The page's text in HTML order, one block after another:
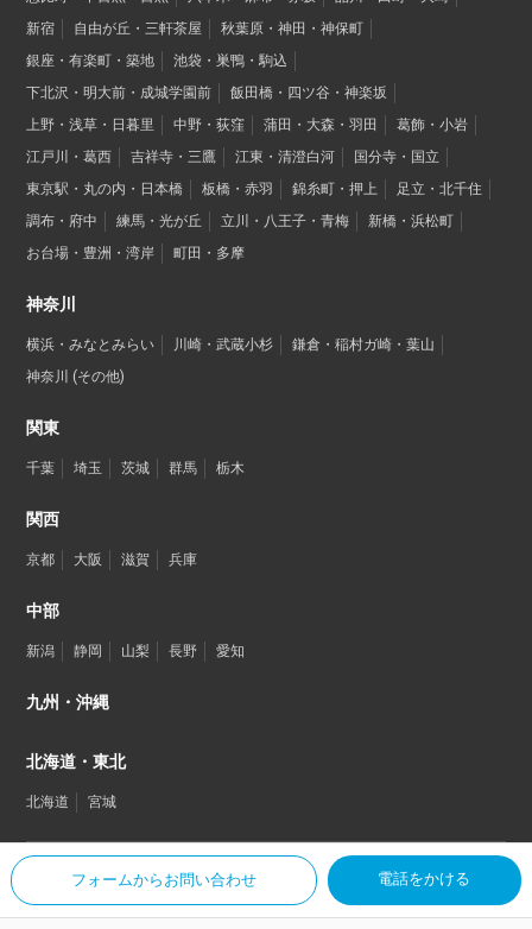
フォームからお問い合わせ 電話をかける
新宿
自由が丘・三軒茶屋
秋葉原・神田・神保町
銀座・有楽町・築地
池袋・巣鴨・駒込
下北沢・明大前・成城学園前
飯田橋・四ツ谷・神楽坂
上野・浅草・日暮里
中野・荻窪 蒲田・大森・羽田
葛飾・小岩
江戸川・葛西
吉祥寺・三鷹 江東・清澄白河
国分寺・国立
東京駅・丸の内・日本橋
板橋・赤羽 錦糸町・押上
足立・北千住
調布・府中
練馬・光が丘 立川・八王子・青梅
新橋・浜松町
お台場・豊洲・湾岸
町田・多摩
神奈川
横浜・みなとみらい 川崎・武蔵小杉
鎌倉・稲村ガ崎・葉山
神奈川 (その他)
関東
千葉 埼玉 茨城 群馬 栃木
関西
京都 大阪 滋賀 兵庫
中部
新潟 静岡 山梨 長野 愛知
九州・沖縄
北海道・東北
北海道 宮城
© SHOOTEST